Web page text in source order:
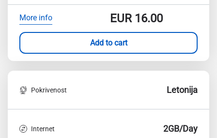
More info EUR16.00
Add to cart
Pokrivenost Letonija
Internet 2GB/Day